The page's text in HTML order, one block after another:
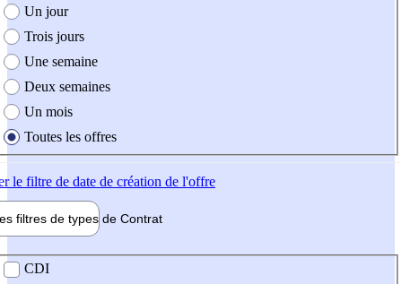
création de l'offre
Un jour
Trois jours
Une semaine
Deux semaines
Un mois
Toutes les offres
le filtre de date de création de l'offre
filtres de types de Contrat
contrat
CDI